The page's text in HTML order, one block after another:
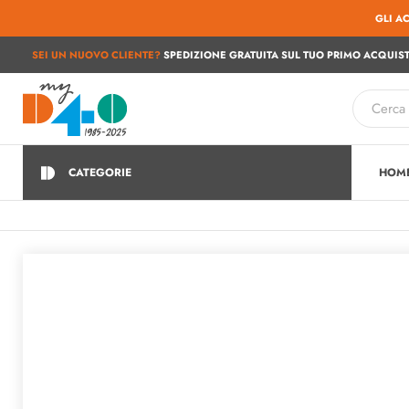
GLI
SEI UN NUOVO CLIENTE?SPEDIZIONE GRATUITA SUL TUO PRIMO
CATEGORIE